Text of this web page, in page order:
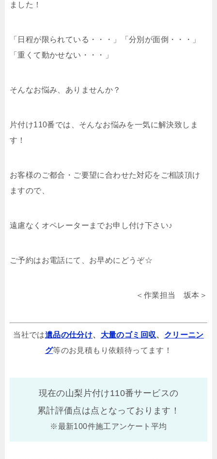
ました！
「日程が限られている・・・」「分別が面倒・・・」
「重くて動かせない・・・」
そんなお悩み、ありませんか？
片付け110番では、そんなお悩みを一気に解決致しま
す！
お客様のご都合・ご要望に合わせた対応をご相談頂け
ますので、
遠慮なくオペレーターまでお申し付け下さい♪
ご予約はお電話にて、お早めにどうぞ☆
＜作業担当 坂本＞
当社では遺品の仕分け、 大量のゴミ回収、 クリーニン
グ等のお見積もり依頼待ってます！
現在の山梨片付け110番サービスの
累計評価点は点となっております！
※最新100件施工アンケート平均